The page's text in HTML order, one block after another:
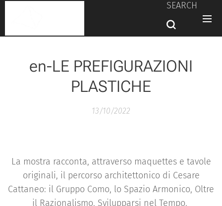
SEARCH
en-LE PREFIGURAZIONI
PLASTICHE
13/10/2022
La mostra racconta, attraverso maquettes e tavole
originali, il percorso architettonico di Cesare
Cattaneo: il Gruppo Como, lo Spazio Armonico, Oltre
il Razionalismo, Svilupparsi nel Tempo.